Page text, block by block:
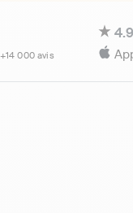
+14 000 avis
4.9